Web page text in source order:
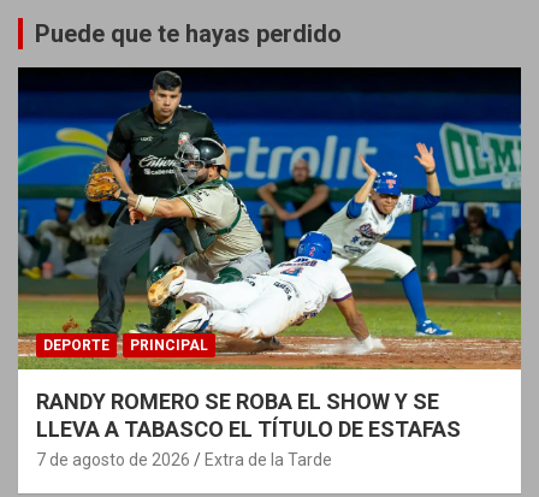
Puede que te hayas perdido
DEPORTE PRINCIPAL
RANDY ROMERO SE ROBA EL SHOW Y SE
LLEVA A TABASCO EL TÍTULO DE ESTAFAS
7 de agosto de 2026 Extra de la Tarde